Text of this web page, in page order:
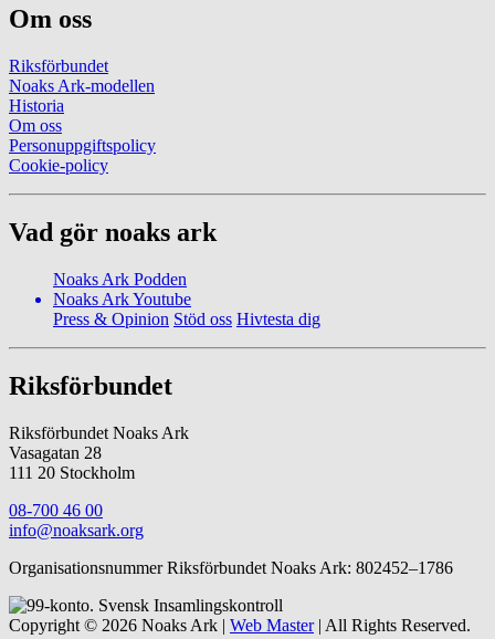
Om oss
Riksförbundet
Noaks Ark-modellen
Historia
Om oss
Personuppgiftspolicy
Cookie-policy
Vad gör noaks ark
Noaks Ark Podden
Noaks Ark Youtube
Press & Opinion Stöd oss Hivtesta dig
Riksförbundet
Riksförbundet Noaks Ark
Vasagatan 28
111 20 Stockholm
08-700 46 00
info@noaksark.org
Organisationsnummer Riksförbundet Noaks Ark: 802452–1786
Copyright © 2026 Noaks Ark | Web Master| All Rights Reserved.